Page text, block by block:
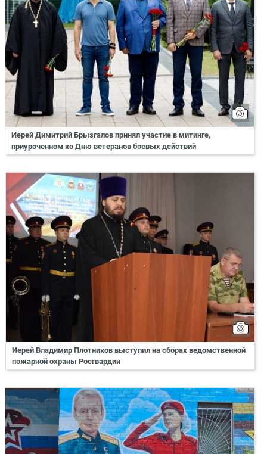
Иерей Димитрий Брызгалов принял участие в митинге,
приуроченном ко Дню ветеранов боевых действий
Иерей Владимир Плотников выступил на сборах ведомственной
пожарной охраны Росгвардии